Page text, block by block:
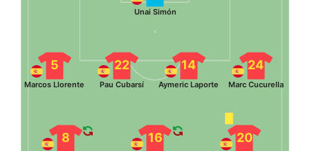
Unai Simón
24
Marc Cucurella
14
Aymeric Laporte
22
Pau Cubarsí
5
Marcos Llorente
20
16
8